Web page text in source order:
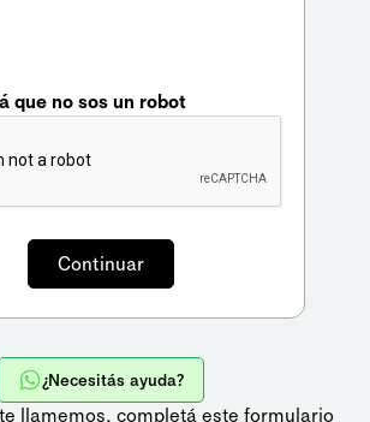
que no sos un robot
¿Necesitás ayuda?
llamemos, completá este formulario